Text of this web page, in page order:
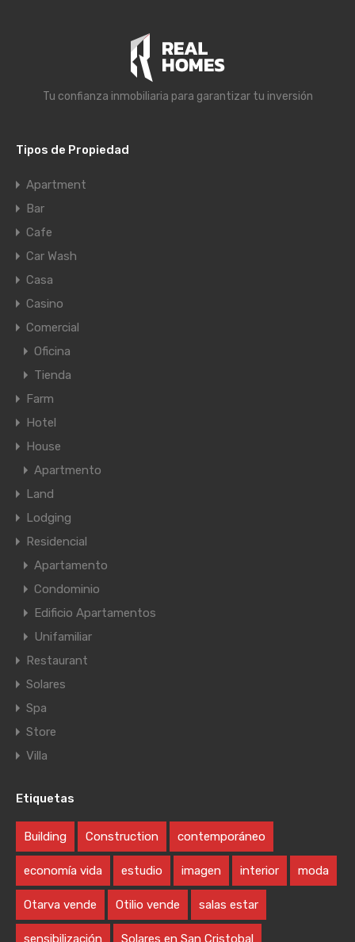
Tu confianza inmobiliaria para garantizar tu inversión
Tipos de Propiedad
Apartment
Bar
Cafe
Car Wash
Casa
Casino
Comercial
Oficina
Tienda
Farm
Hotel
House
Apartmento
Land
Lodging
Residencial
Apartamento
Condominio
Edificio Apartamentos
Unifamiliar
Restaurant
Solares
Spa
Store
Villa
Etiquetas
Building Construction contemporáneo
economía vida estudio imagen interior moda
Otarva vende Otilio vende salas estar
sensibilización Solares en San Cristobal